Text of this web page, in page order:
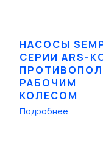
НАСОСЫ
СЕРИИ ARS-
РАБОЧИМ
КОЛЕСОМ
Подробнее